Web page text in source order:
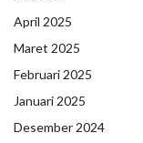
April 2025
Maret 2025
Februari 2025
Januari 2025
Desember 2024